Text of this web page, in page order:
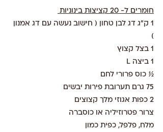
חומרים ל- 20 קציצות בינוניות
1 ק"ג דג לבן טחון ( חישוב נעשה עם דג אמנון
)
1 בצל קצוץ
1 ביצה L
½ כוס פרורי לחם
75 גרם תערובת פירות יבשים
2 כפות אגוזי מלך קצוצים
צרור פטרוזיליה או כוסברה
מלח, פלפל, כפית כמון